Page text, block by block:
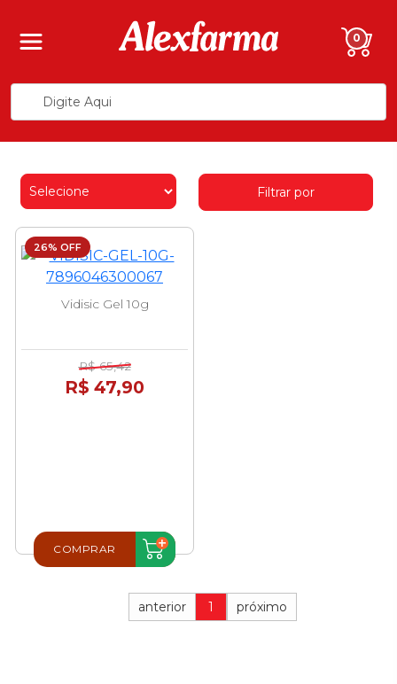
0
Filtrar por
26% OFF
Vidisic Gel 10g
R$ 65,42
R$ 47,90
COMPRAR
anterior 1 próximo